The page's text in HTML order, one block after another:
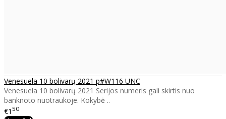
Venesuela 10 bolivarų 2021 p#W116 UNC
Venesuela 10 bolivarų 2021 Serijos numeris gali skirtis nuo
banknoto nuotraukoje. Kokybė ..
€1 50